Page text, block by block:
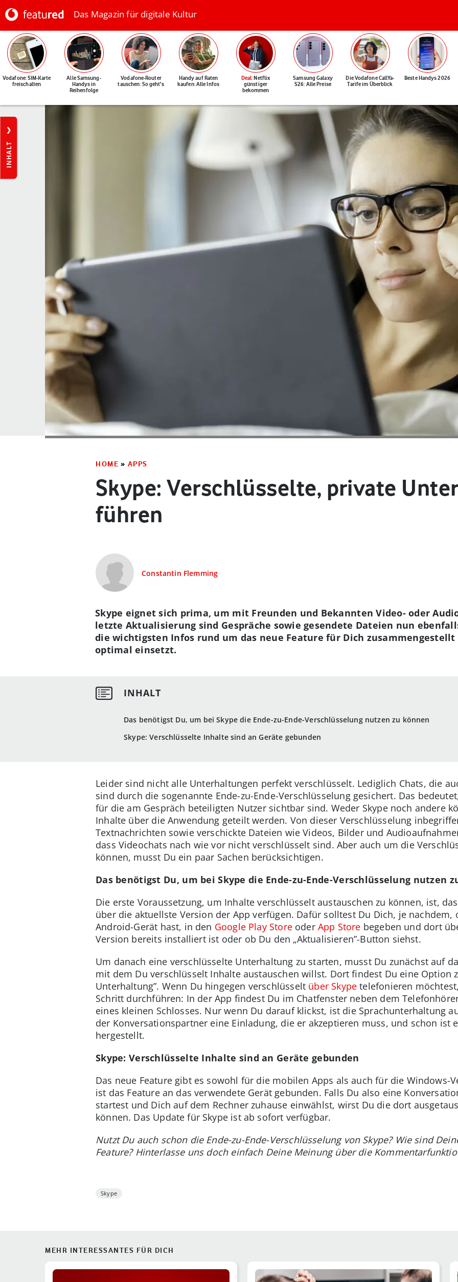
Das Magazin für digitale Kultur
Vodafone: SIM-Karte
freischalten
Alle Samsung-
Handys in
Reihenfolge
Vodafone-Router
tauschen: So geht's
Handy auf Raten
kaufen: Alle Infos
Deal: Netflix
günstiger
bekommen
Samsung Galaxy
S26: Alle Preise
Die Vodafone CallYa-
Tarife im Überblick
Beste Handys 2026
INHALT
HOME » APPS
Skype: Verschlüsselte, private
führen
Constantin Flemming
Das benötigst Du, um bei Skype die Ende-zu-Ende-Verschlüsselung nutzen zu können
Skype: Verschlüsselte Inhalte sind an Geräte gebunden
Skype eignet sich prima, um mit Freunden und Bekannten Video- oder
letzte Aktualisierung sind Gespräche sowie gesendete Dateien nun
die wichtigsten Infos rund um das neue Feature für Dich
optimal einsetzt.
Leider sind nicht alle Unterhaltungen perfekt verschlüsselt. Lediglich Chats, die
sind durch die sogenannte Ende-zu-Ende-Verschlüsselung gesichert. Das
für die am Gespräch beteiligten Nutzer sichtbar sind. Weder Skype noch andere
Inhalte über die Anwendung geteilt werden. Von dieser Verschlüsselung
Textnachrichten sowie verschickte Dateien wie Videos, Bilder und
dass Videochats nach wie vor nicht verschlüsselt sind. Aber auch um die
können, musst Du ein paar Sachen berücksichtigen.
Das benötigst Du, um bei Skype die Ende-zu-Ende-Verschlüsselung nutzen
Die erste Voraussetzung, um Inhalte verschlüsselt austauschen zu können, ist,
über die aktuellste Version der App verfügen. Dafür solltest Du Dich, je nachdem,
Android-Gerät hast, in den Google Play StoreoderApp Store begeben und dort
Version bereits installiert ist oder ob Du den „Aktualisieren”-Button siehst.
Um danach eine verschlüsselte Unterhaltung zu starten, musst Du zunächst auf
mit dem Du verschlüsselt Inhalte austauschen willst. Dort findest Du eine Option
Unterhaltung”. Wenn Du hingegen verschlüsselt über Skype telefonieren
Schritt durchführen: In der App findest Du im Chatfenster neben dem
eines kleinen Schlosses. Nur wenn Du darauf klickst, ist die Sprachunterhaltung
der Konversationspartner eine Einladung, die er akzeptieren muss, und schon ist
hergestellt.
Skype: Verschlüsselte Inhalte sind an Geräte gebunden
Das neue Feature gibt es sowohl für die mobilen Apps als auch für die Windows-
ist das Feature an das verwendete Gerät gebunden. Falls Du also eine
startest und Dich auf dem Rechner zuhause einwählst, wirst Du die dort
können. Das Update für Skype ist ab sofort verfügbar.
Nutzt Du auch schon die Ende-zu-Ende-Verschlüsselung von Skype? Wie sind
Feature? Hinterlasse uns doch einfach Deine Meinung über die
Skype
MEHR INTERESSANTES FÜR DICH